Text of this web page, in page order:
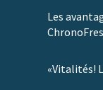
Les
«Vitalités!